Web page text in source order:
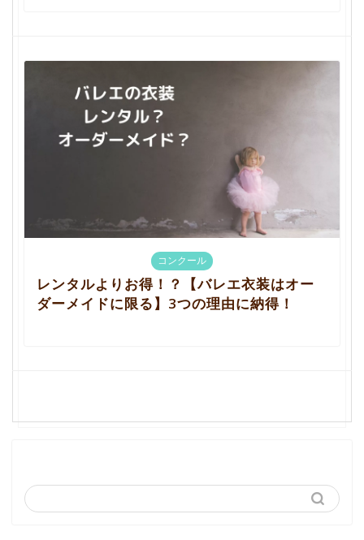
コンクール
レンタルよりお得！？【バレエ衣装はオー
ダーメイドに限る】3つの理由に納得！